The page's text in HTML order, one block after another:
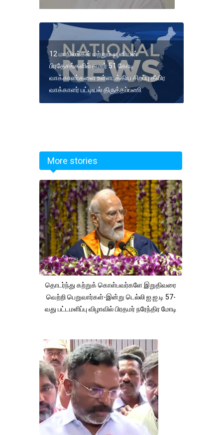
12 மாநிலங்கள் மற்றும் யூனியன்
பிரதேசங்களில் சுமார் 51 கோடி
வாக்காளர்களை உள்ளடக்கிய சிறப்பு தீவிர
வாக்காளர் பட்டியல் திருத்தப்பணி
More stories
தொடர்ந்து கற்றுக் கொள்பவர்களே இறுதிவரை
வெற்றி பெறுவார்கள்-இன்று டெல்லி ஐ.ஐ.டி 57-
வது பட்டமளிப்பு விழாவில் பிரதமர் நரேந்திர மோடி